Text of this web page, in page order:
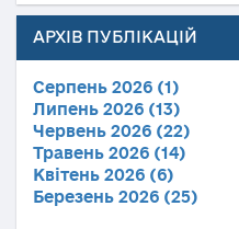
АРХІВ ПУБЛІКАЦІЙ
Серпень 2026 (1)
Липень 2026 (13)
Червень 2026 (22)
Травень 2026 (14)
Квітень 2026 (6)
Березень 2026 (25)